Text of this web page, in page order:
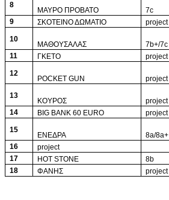
8
ΜΑΥΡΟ ΠΡΟΒΑΤΟ 7c
9
ΣΚΟΤΕΙΝΟ ΔΩΜΑΤΙΟ project
10
ΜΑΘΟΥΣΑΛΑΣ 7b+/7c
11
ΓΚΕΤΟ project
12
POCKET GUN project
13
ΚΟΥΡΟΣ project
14
BIG BANK 60 EURO project
15
ΕΝΕΔΡΑ 8a/8a+
16
project
17
HOT STONE 8b
18
ΦΑΝΗΣ project